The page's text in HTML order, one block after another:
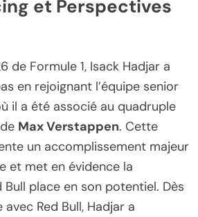
et Perspectives
de Formule 1, Isack Hadjar a
en rejoignant l’équipe senior
il a été associé au quadruple
Max Verstappen. Cette
un accomplissement majeur
et met en évidence la
Bull place en son potentiel. Dès
Red Bull, Hadjar a